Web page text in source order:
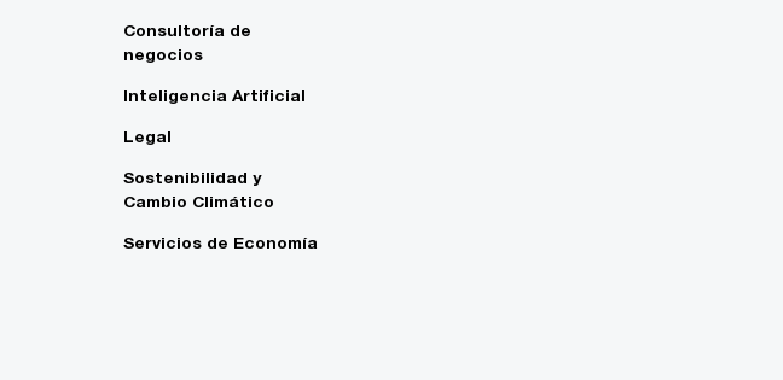
Consultoría de
negocios
Inteligencia Artificial
Legal
Sostenibilidad y
Cambio Climático
Servicios de Economía